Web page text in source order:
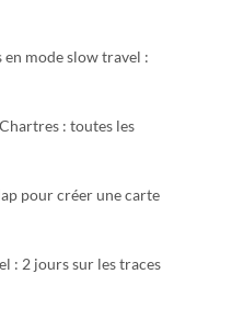
en mode slow travel :
: toutes les
pour créer une carte
: 2 jours sur les traces